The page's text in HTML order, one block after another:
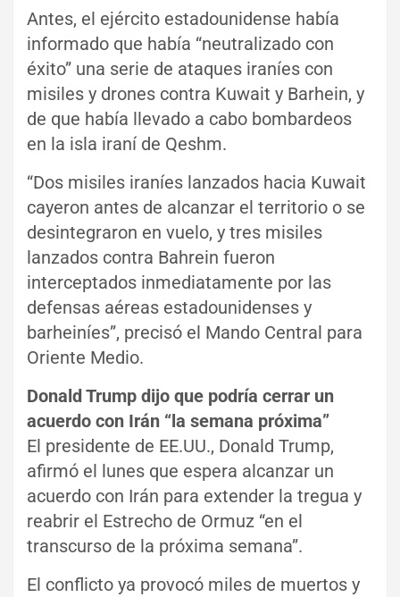
Antes, el ejército estadounidense había
informado que había “neutralizado con
éxito” una serie de ataques iraníes con
misiles y drones contra Kuwait y Barhein, y
de que había llevado a cabo bombardeos
en la isla iraní de Qeshm.
“Dos misiles iraníes lanzados hacia Kuwait
cayeron antes de alcanzar el territorio o se
desintegraron en vuelo, y tres misiles
lanzados contra Bahrein fueron
interceptados inmediatamente por las
defensas aéreas estadounidenses y
barheiníes”, precisó el Mando Central para
Oriente Medio.
Donald Trump dijo que podría cerrar un
acuerdo con Irán “la semana próxima”
El presidente de EE.UU., Donald Trump,
afirmó el lunes que espera alcanzar un
acuerdo con Irán para extender la tregua y
reabrir el Estrecho de Ormuz “en el
transcurso de la próxima semana”.
El conflicto ya provocó miles de muertos y